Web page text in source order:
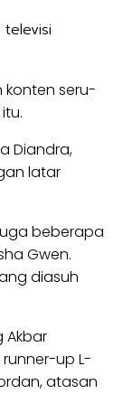
konten seru-
Diandra,
latar
beberapa
Gwen.
diasuh
Akbar
up L-
atasan